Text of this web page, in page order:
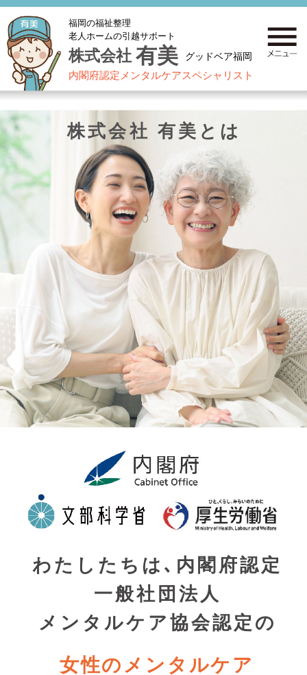
福岡の福祉整理
老人ホームの引越サポート
株式会社 有美
グッドベア福岡
内閣府認定メンタルケアスペシャリスト
株式会社 有美とは
わたしたちは､内閣府認定
一般社団法人
メンタルケア協会認定の
女性のメンタルケア